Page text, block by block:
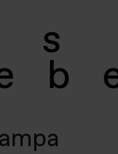
s
e b